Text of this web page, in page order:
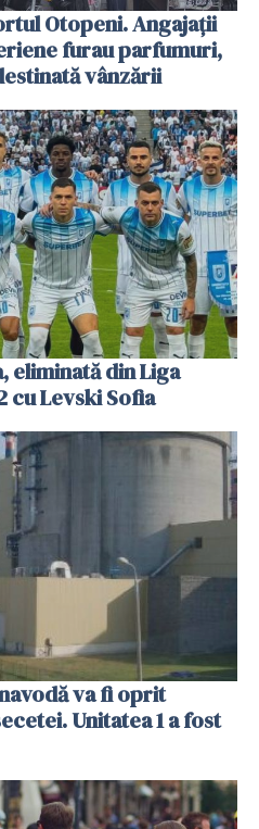
Otopeni. Angajații
furau parfumuri,
vânzării
eliminată din Liga
cu Levski Sofia
va fi oprit
Unitatea 1 a fost